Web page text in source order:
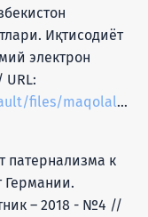
Иқтисодиёт
электрон
Khatamov_Ortikov
патернализма к
Германии.
– 2018 - №4 //